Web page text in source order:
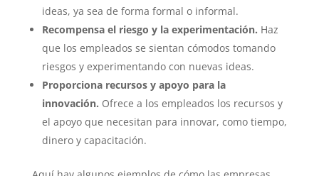
ideas, ya sea de forma formal o informal.
Recompensa el riesgo y la experimentación. Haz
que los empleados se sientan cómodos tomando
riesgos y experimentando con nuevas ideas.
Proporciona recursos y apoyo para la
innovación. Ofrece a los empleados los recursos y
el apoyo que necesitan para innovar, como tiempo,
dinero y capacitación.